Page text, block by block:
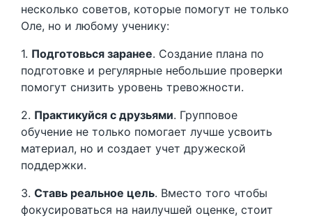
несколько советов, которые помогут не только
Оле, но и любому ученику:
1. Подготовься заранее. Создание плана по
подготовке и регулярные небольшие проверки
помогут снизить уровень тревожности.
2. Практикуйся с друзьями. Групповое
обучение не только помогает лучше усвоить
материал, но и создает учет дружеской
поддержки.
3. Ставь реальное цель. Вместо того чтобы
фокусироваться на наилучшей оценке, стоит